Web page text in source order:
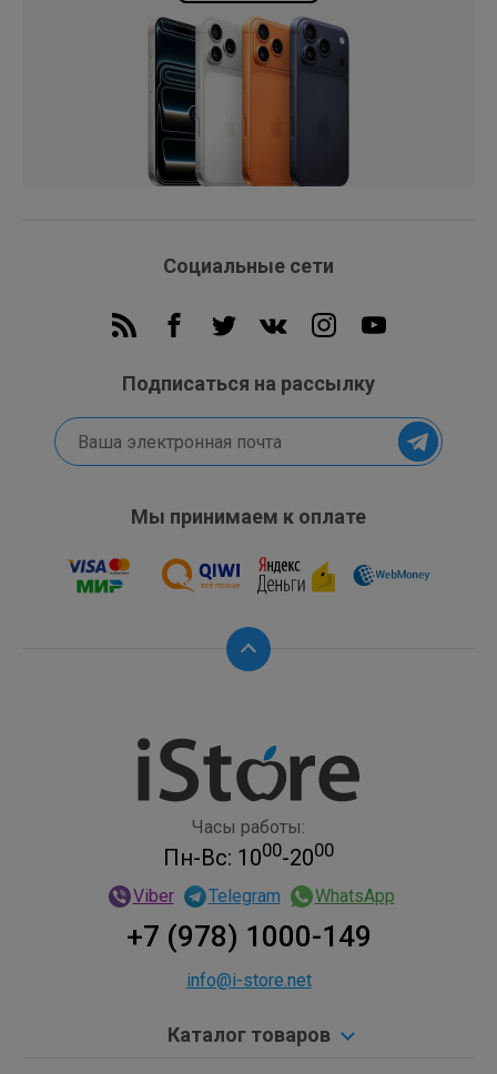
Социальные сети
Подписаться на рассылку
Мы принимаем к оплате
Часы работы:
Пн-Вс: 1000-2000
Viber Telegram WhatsApp
+7 (978) 1000-149
info@i-store.net
Каталог товаров